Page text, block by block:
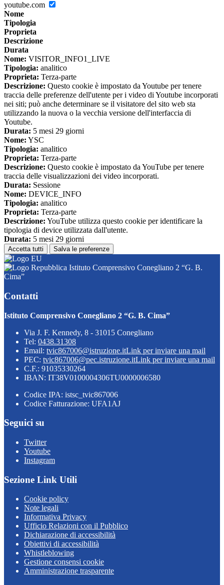
youtube.com
Nome
Tipologia
Proprieta
Descrizione
Durata
Nome: VISITOR_INFO1_LIVE
Tipologia: analitico
Proprieta: Terza-parte
Descrizione: Questo cookie è impostato da Youtube per tenere
traccia delle preferenze dell'utente per i video di Youtube incorporati
nei siti; può anche determinare se il visitatore del sito web sta
utilizzando la nuova o la vecchia versione dell'interfaccia di
Youtube.
Durata: 5 mesi 29 giorni
Nome: YSC
Tipologia: analitico
Proprieta: Terza-parte
Descrizione: Questo cookie è impostato da YouTube per tenere
traccia delle visualizzazioni dei video incorporati.
Durata: Sessione
Nome: DEVICE_INFO
Tipologia: analitico
Proprieta: Terza-parte
Descrizione: YouTube utilizza questo cookie per identificare la
tipologia di device utilizzata dall'utente.
Durata: 5 mesi 29 giorni
Accetta tutti Salva le preferenze
Istituto Comprensivo Conegliano 2 “G. B.
Cima”
Contatti
Istituto Comprensivo Conegliano 2 “G. B. Cima”
Via J. F. Kennedy, 8 - 31015 Conegliano
Tel: 0438.31308
Email: tvic867006@istruzione.itLink per inviare una mail
PEC: tvic867006@pec.istruzione.itLink per inviare una mail
C.F.: 91035330264
IBAN: IT38V0100004306TU0000006580
Codice IPA: istsc_tvic867006
Codice Fatturazione: UFA1AJ
Seguici su
Twitter
Youtube
Instagram
Sezione Link Utili
Cookie policy
Note legali
Informativa Privacy
Ufficio Relazioni con il Pubblico
Dichiarazione di accessibilità
Obiettivi di accessibilità
Whistleblowing
Gestione consensi cookie
Amministrazione trasparente